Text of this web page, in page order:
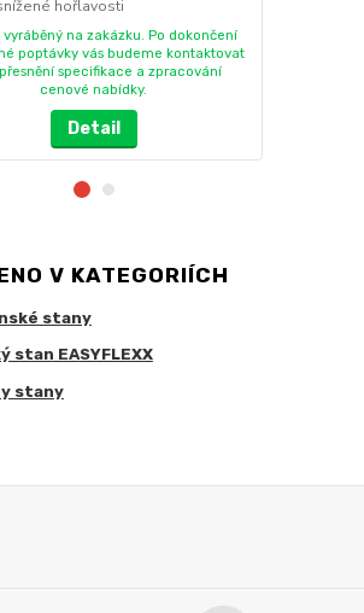
hořlavosti
vyráběný na zakázku. Po dokončení
poptávky vás budeme kontaktovat
specifikace a zpracování
cenové nabídky.
Detail
V KATEGORIÍCH
stany
stan EASYFLEXX
stany